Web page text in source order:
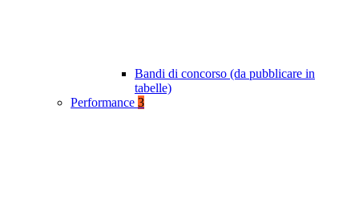
Bandi di concorso (da pubblicare in
tabelle)
Performance 3